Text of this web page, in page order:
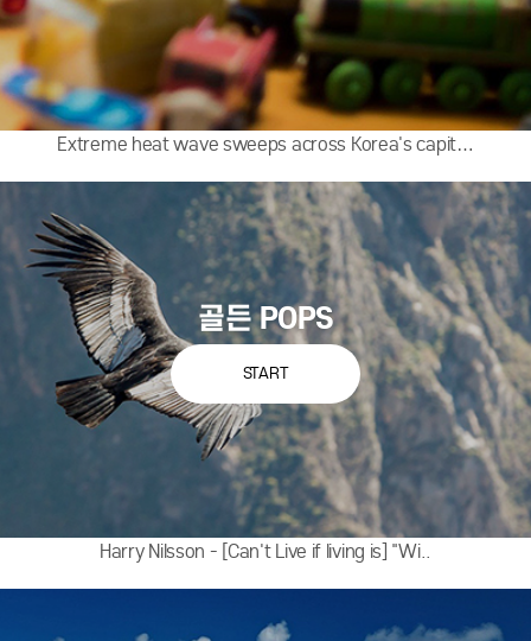
Extreme heat wave sweeps across Korea's capit…
골든 POPS
START
Harry Nilsson - [Can't Live if living is] "Wi..